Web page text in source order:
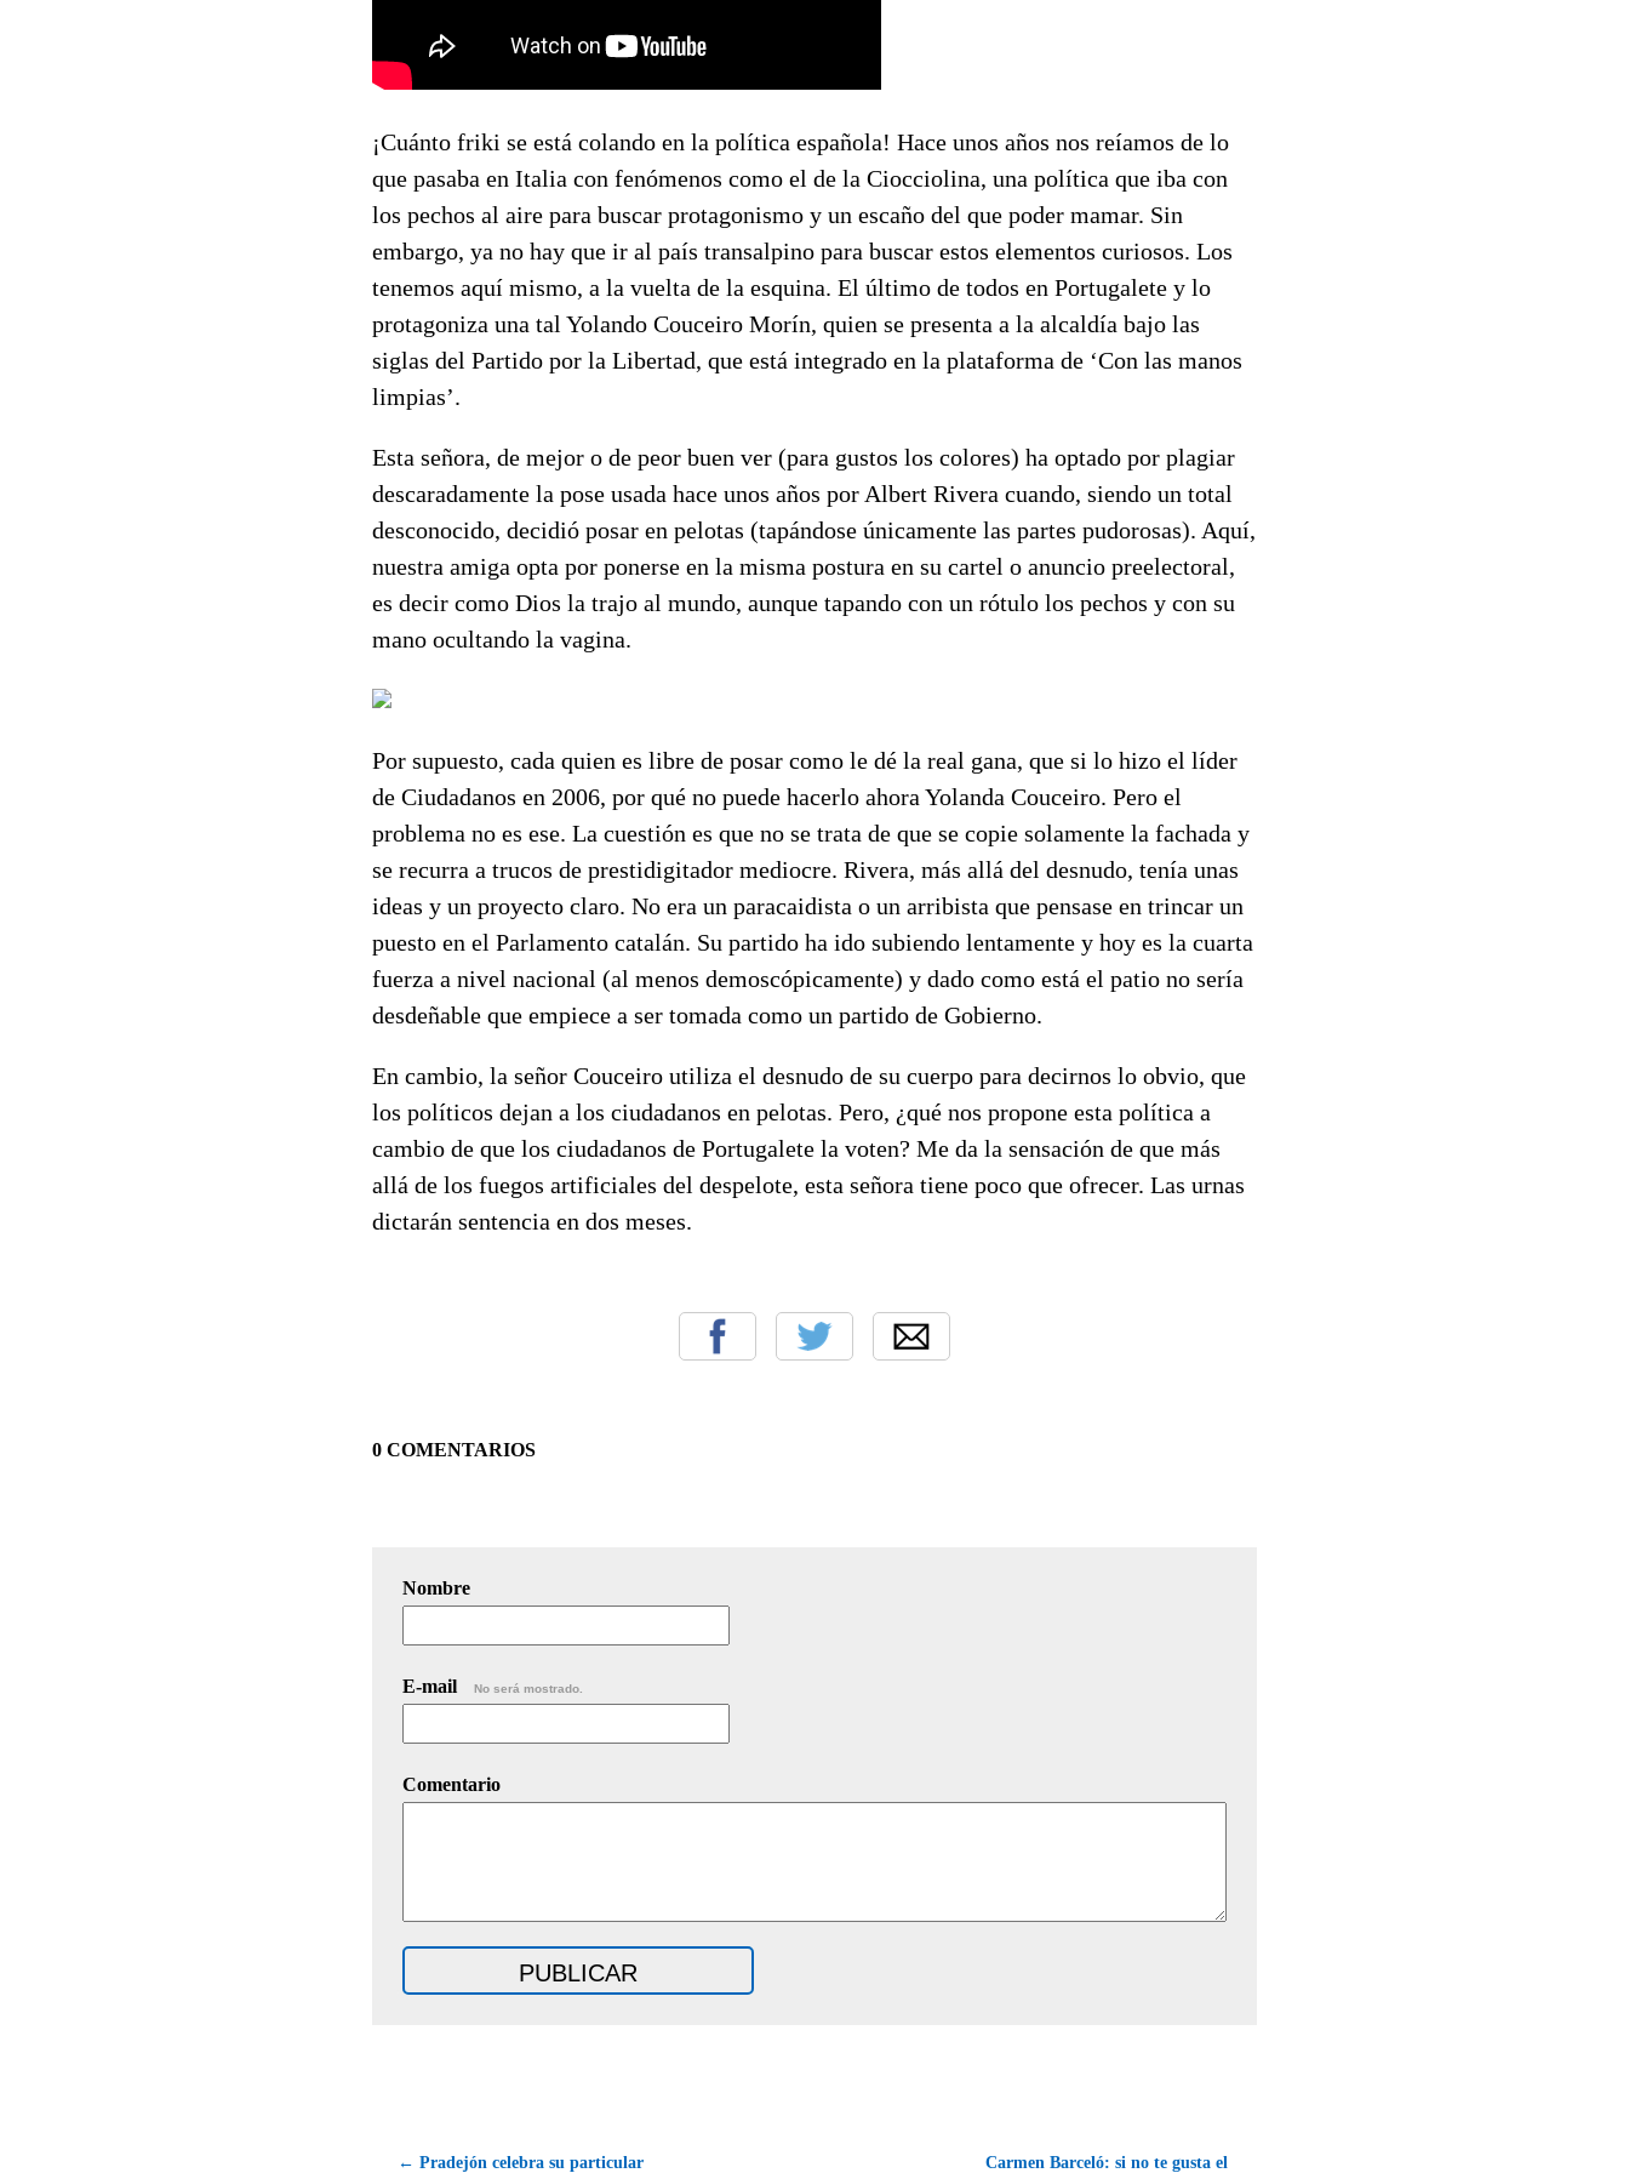
¡Cuánto friki se está colando en la política española! Hace unos años nos reíamos de lo
que pasaba en Italia con fenómenos como el de la Ciocciolina, una política que iba con
los pechos al aire para buscar protagonismo y un escaño del que poder mamar. Sin
embargo, ya no hay que ir al país transalpino para buscar estos elementos curiosos. Los
tenemos aquí mismo, a la vuelta de la esquina. El último de todos en Portugalete y lo
protagoniza una tal Yolando Couceiro Morín, quien se presenta a la alcaldía bajo las
siglas del Partido por la Libertad, que está integrado en la plataforma de ‘Con las manos
limpias’.
Esta señora, de mejor o de peor buen ver (para gustos los colores) ha optado por plagiar
descaradamente la pose usada hace unos años por Albert Rivera cuando, siendo un total
desconocido, decidió posar en pelotas (tapándose únicamente las partes pudorosas). Aquí,
nuestra amiga opta por ponerse en la misma postura en su cartel o anuncio preelectoral,
es decir como Dios la trajo al mundo, aunque tapando con un rótulo los pechos y con su
mano ocultando la vagina.
Por supuesto, cada quien es libre de posar como le dé la real gana, que si lo hizo el líder
de Ciudadanos en 2006, por qué no puede hacerlo ahora Yolanda Couceiro. Pero el
problema no es ese. La cuestión es que no se trata de que se copie solamente la fachada y
se recurra a trucos de prestidigitador mediocre. Rivera, más allá del desnudo, tenía unas
ideas y un proyecto claro. No era un paracaidista o un arribista que pensase en trincar un
puesto en el Parlamento catalán. Su partido ha ido subiendo lentamente y hoy es la cuarta
fuerza a nivel nacional (al menos demoscópicamente) y dado como está el patio no sería
desdeñable que empiece a ser tomada como un partido de Gobierno.
En cambio, la señor Couceiro utiliza el desnudo de su cuerpo para decirnos lo obvio, que
los políticos dejan a los ciudadanos en pelotas. Pero, ¿qué nos propone esta política a
cambio de que los ciudadanos de Portugalete la voten? Me da la sensación de que más
allá de los fuegos artificiales del despelote, esta señora tiene poco que ofrecer. Las urnas
dictarán sentencia en dos meses.
0 COMENTARIOS
Nombre
E-mail No será mostrado.
Comentario
← Pradejón celebra su particular Carmen Barceló: si no te gusta el